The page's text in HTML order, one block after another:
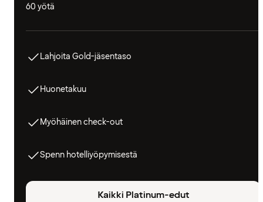
60 yötä
Lahjoita Gold-jäsentaso
Huonetakuu
Myöhäinen check-out
Spenn hotelliyöpymisestä
Kaikki Platinum-edut